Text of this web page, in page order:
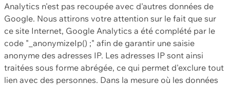
Analytics n'est pas recoupée avec d'autres données de
Google. Nous attirons votre attention sur le fait que sur
ce site Internet, Google Analytics a été complété par le
code "_anonymizeIp() ;" afin de garantir une saisie
anonyme des adresses IP. Les adresses IP sont ainsi
traitées sous forme abrégée, ce qui permet d'exclure tout
lien avec des personnes. Dans la mesure où les données